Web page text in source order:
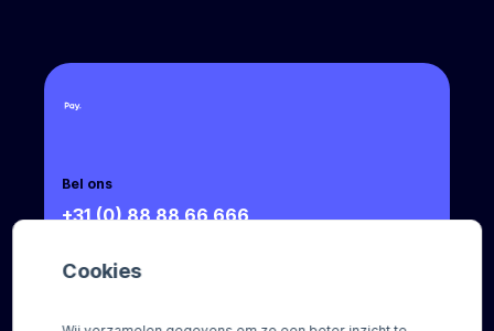
Cookies
Bel ons
+31 (0) 88 88 66 666